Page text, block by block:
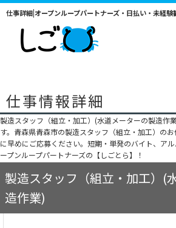
仕事詳細|オープンループパートナーズ・日払い・未経験
仕事情報詳細
製造スタッフ（組立・加工）(水道メーターの製造作
す。青森県青森市の製造スタッフ（組立・加工）の
に早めにご応募ください。短期・単発のバイト、ア
ープンループパートナーズの【しごとら】！
製造スタッフ（組立・加工）(
造作業)